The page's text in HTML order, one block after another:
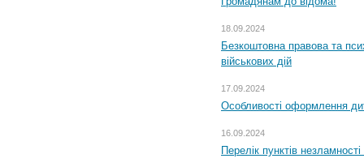
18.09.2024
Безкоштовна правова та
військових дій
17.09.2024
Особливості оформлення
16.09.2024
Перелік пунктів